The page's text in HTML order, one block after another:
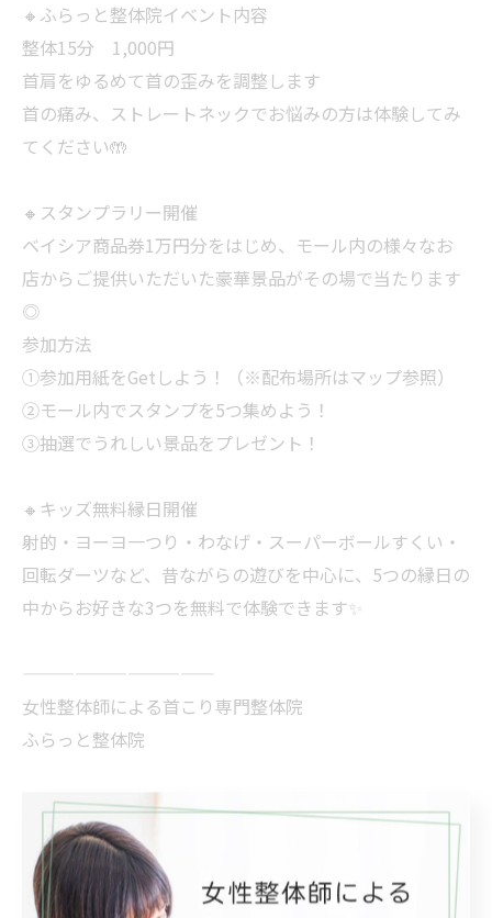
🔸ふらっと整体院イベント内容
整体15分 1,000円
首肩をゆるめて首の歪みを調整します
首の痛み、ストレートネックでお悩みの方は体験してみ
てください🤲
🔸スタンプラリー開催
ベイシア商品券1万円分をはじめ、モール内の様々なお
店からご提供いただいた豪華景品がその場で当たります
◎
参加方法
①参加用紙をGetしよう！（※配布場所はマップ参照）
②モール内でスタンプを5つ集めよう！
③抽選でうれしい景品をプレゼント！
🔸キッズ無料縁日開催
射的・ヨーヨ一つり・わなげ・スーパーボールすくい・
回転ダーツなど、昔ながらの遊びを中心に、5つの縁日の
中からお好きな3つを無料で体験できます✨
女性整体師による首こり専門整体院
ふらっと整体院
〒372-0812
群馬県伊勢崎市連取町3077-5
COMMON TSUNATORI 1-3